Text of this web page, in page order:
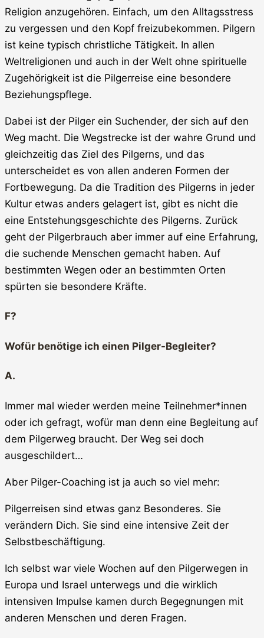
Religion anzugehören. Einfach, um den Alltagsstress
zu vergessen und den Kopf freizubekommen. Pilgern
ist keine typisch christliche Tätigkeit. In allen
Weltreligionen und auch in der Welt ohne spirituelle
Zugehörigkeit ist die Pilgerreise eine besondere
Beziehungspflege.
Dabei ist der Pilger ein Suchender, der sich auf den
Weg macht. Die Wegstrecke ist der wahre Grund und
gleichzeitig das Ziel des Pilgerns, und das
unterscheidet es von allen anderen Formen der
Fortbewegung. Da die Tradition des Pilgerns in jeder
Kultur etwas anders gelagert ist, gibt es nicht die
eine Entstehungsgeschichte des Pilgerns. Zurück
geht der Pilgerbrauch aber immer auf eine Erfahrung,
die suchende Menschen gemacht haben. Auf
bestimmten Wegen oder an bestimmten Orten
spürten sie besondere Kräfte.
F?
Wofür benötige ich einen Pilger-Begleiter?
A.
Immer mal wieder werden meine Teilnehmer*innen
oder ich gefragt, wofür man denn eine Begleitung auf
dem Pilgerweg braucht. Der Weg sei doch
ausgeschildert…
Aber Pilger-Coaching ist ja auch so viel mehr:
Pilgerreisen sind etwas ganz Besonderes. Sie
verändern Dich. Sie sind eine intensive Zeit der
Selbstbeschäftigung.
Ich selbst war viele Wochen auf den Pilgerwegen in
Europa und Israel unterwegs und die wirklich
intensiven Impulse kamen durch Begegnungen mit
anderen Menschen und deren Fragen.